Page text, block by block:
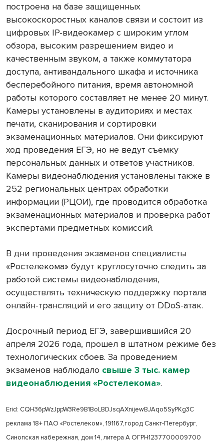
построена на базе защищенных
высокоскоростных каналов связи и состоит из
цифровых IP-видеокамер с широким углом
обзора, высоким разрешением видео и
качественным звуком, а также коммутатора
доступа, антивандального шкафа и источника
бесперебойного питания, время автономной
работы которого составляет не менее 20 минут.
Камеры установлены в аудиториях и местах
печати, сканирования и сортировки
экзаменационных материалов. Они фиксируют
ход проведения ЕГЭ, но не ведут съемку
персональных данных и ответов участников.
Камеры видеонаблюдения установлены также в
252 региональных центрах обработки
информации (РЦОИ), где проводится обработка
экзаменационных материалов и проверка работ
экспертами предметных комиссий.
В дни проведения экзаменов специалисты
«Ростелекома» будут круглосуточно следить за
работой системы видеонаблюдения,
осуществлять техническую поддержку портала
онлайн-трансляций и его защиту от DDoS-атак.
Досрочный период ЕГЭ, завершившийся 20
апреля 2026 года, прошел в штатном режиме без
технологических сбоев. За проведением
экзаменов наблюдало свыше 3 тыс. камер
видеонаблюдения «Ростелекома».
Erid: CQH36pWzJppW3Re9B1BoLBDJsqAXnijewBJAqo5SyPKg3C
реклама 18+ ПАО «Ростелеком», 191167,город Санкт-Петербург,
Синопская набережная, дом 14, литера А ОГРН1237700009700